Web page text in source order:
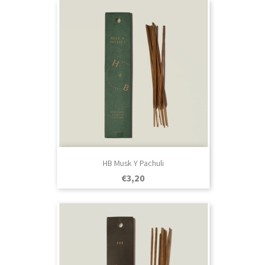
HB Musk Y Pachuli
Prezo
€3,20